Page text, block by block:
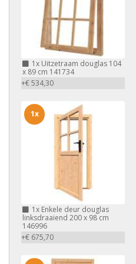
1x Uitzetraam douglas 104
x 89 cm 141734
+€ 534,30
1x Enkele deur douglas
linksdraaiend 200 x 98 cm
146996
+€ 675,70
1x